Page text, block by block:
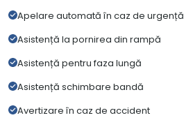
Apelare automată în caz de urgență
Asistență la pornirea din rampă
Asistență pentru faza lungă
Asistență schimbare bandă
Avertizare în caz de accident